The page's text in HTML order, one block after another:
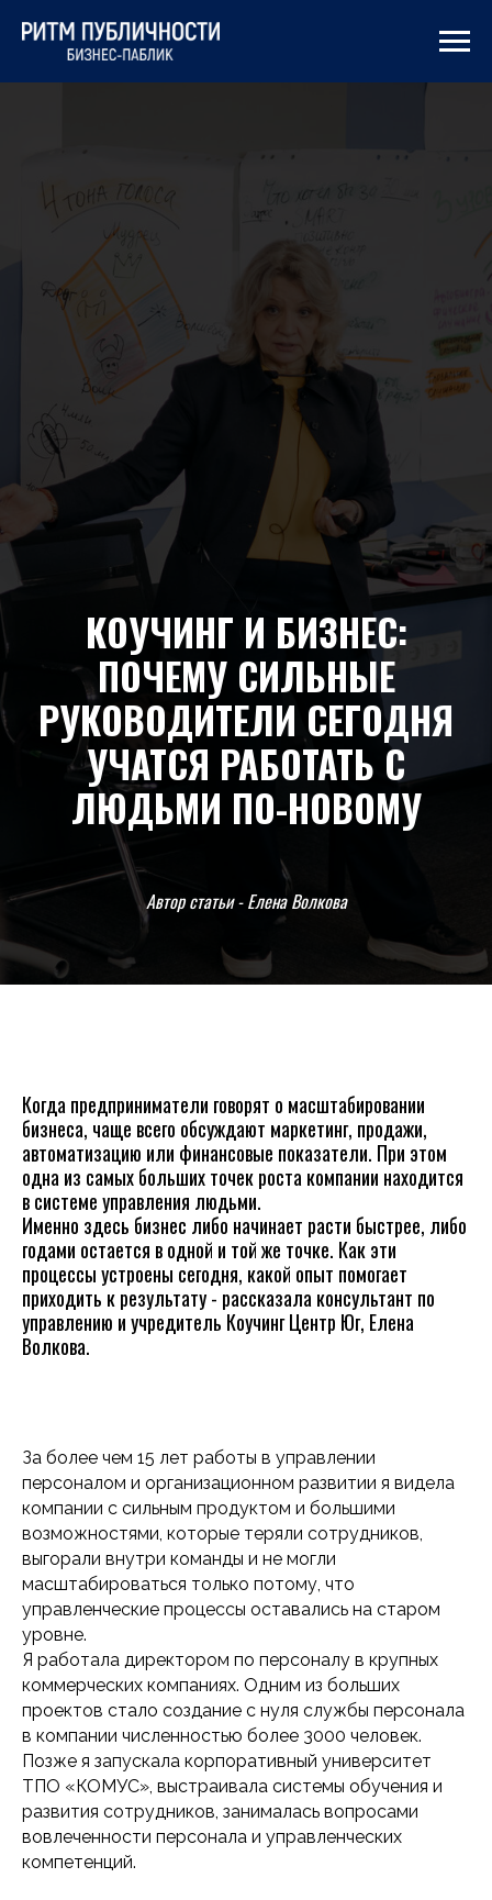
КОУЧИНГ И БИЗНЕС:
ПОЧЕМУ СИЛЬНЫЕ
РУКОВОДИТЕЛИ СЕГОДНЯ
УЧАТСЯ РАБОТАТЬ С
ЛЮДЬМИ ПО-НОВОМУ
Автор статьи - Елена Волкова
Когда предприниматели говорят о масштабировании
бизнеса, чаще всего обсуждают маркетинг, продажи,
автоматизацию или финансовые показатели. При этом
одна из самых больших точек роста компании находится
в системе управления людьми.
Именно здесь бизнес либо начинает расти быстрее, либо
годами остается в одной и той же точке. Как эти
процессы устроены сегодня, какой опыт помогает
приходить к результату - рассказала консультант по
управлению и учредитель Коучинг Центр Юг, Елена
Волкова.
За более чем 15 лет работы в управлении
персоналом и организационном развитии я видела
компании с сильным продуктом и большими
возможностями, которые теряли сотрудников,
выгорали внутри команды и не могли
масштабироваться только потому, что
управленческие процессы оставались на старом
уровне.
Я работала директором по персоналу в крупных
коммерческих компаниях. Одним из больших
проектов стало создание с нуля службы персонала
в компании численностью более 3000 человек.
Позже я запускала корпоративный университет
ТПО «КОМУС», выстраивала системы обучения и
развития сотрудников, занималась вопросами
вовлеченности персонала и управленческих
компетенций.